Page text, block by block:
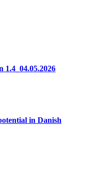
1.4_04.05.2026
in Danish